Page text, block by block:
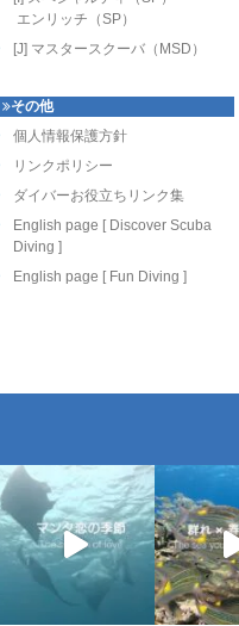
エンリッチ（SP）
[J] マスタースクーバ（MSD）
その他
個人情報保護方針
リンクポリシー
ダイバーお役立ちリンク集
English page [ Discover Scuba
Diving ]
English page [ Fun Diving ]